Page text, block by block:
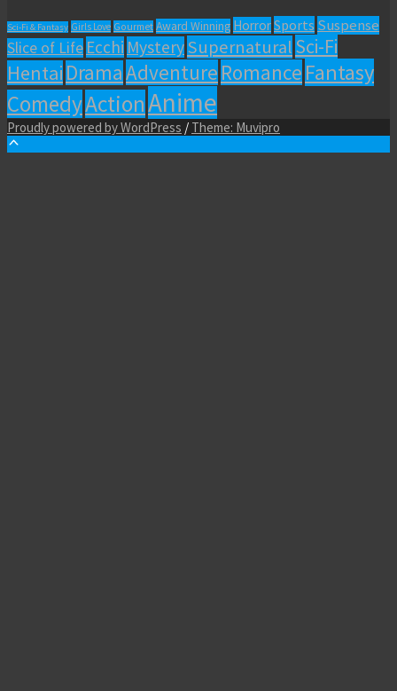
Sci-Fi & Fantasy Girls Love Gourmet Award Winning HorrorSports Suspense
Slice of Life Ecchi MysterySupernaturalSci-Fi
Hentai DramaAdventure Romance Fantasy
ComedyActionAnime
Proudly powered by WordPress / Theme: Muvipro